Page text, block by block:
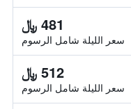
481 ﷼
سعر الليلة شامل الرسوم
512 ﷼
سعر الليلة شامل الرسوم